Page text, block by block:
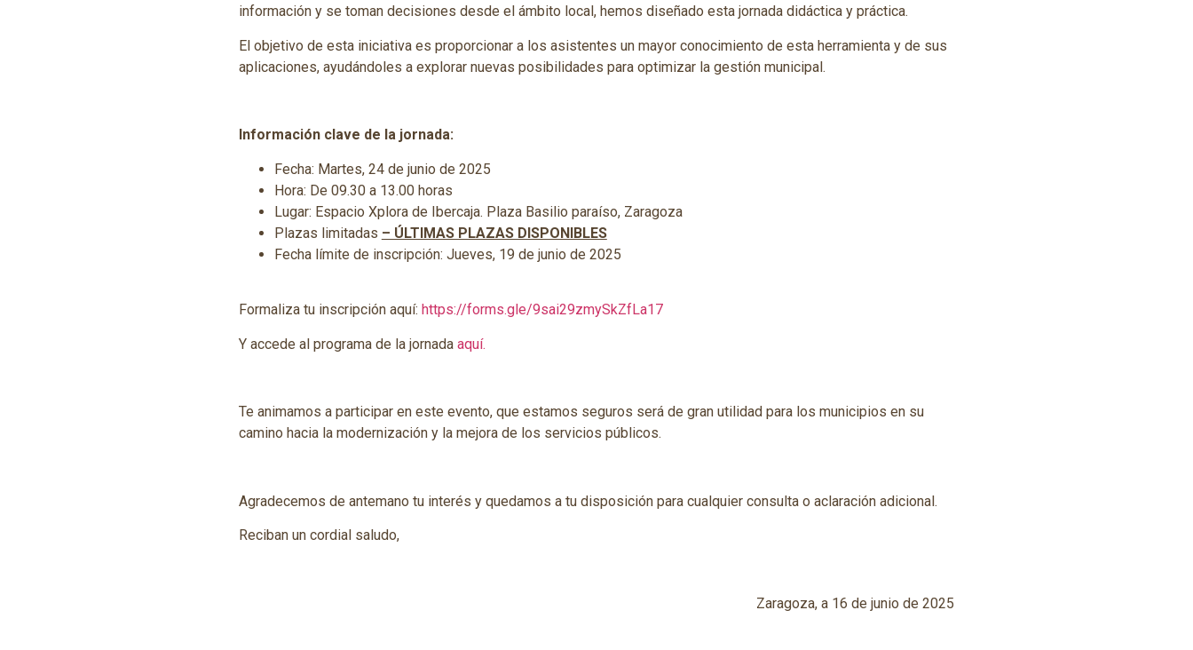
información y se toman decisiones desde el ámbito local, hemos diseñado esta jornada didáctica y práctica.
El objetivo de esta iniciativa es proporcionar a los asistentes un mayor conocimiento de esta herramienta y de sus
aplicaciones, ayudándoles a explorar nuevas posibilidades para optimizar la gestión municipal.
Información clave de la jornada:
Fecha: Martes, 24 de junio de 2025
Hora: De 09.30 a 13.00 horas
Lugar: Espacio Xplora de Ibercaja. Plaza Basilio paraíso, Zaragoza
Plazas limitadas – ÚLTIMAS PLAZAS DISPONIBLES
Fecha límite de inscripción: Jueves, 19 de junio de 2025
Formaliza tu inscripción aquí: https://forms.gle/9sai29zmySkZfLa17
Y accede al programa de la jornada aquí.
Te animamos a participar en este evento, que estamos seguros será de gran utilidad para los municipios en su
camino hacia la modernización y la mejora de los servicios públicos.
Agradecemos de antemano tu interés y quedamos a tu disposición para cualquier consulta o aclaración adicional.
Reciban un cordial saludo,
Zaragoza, a 16 de junio de 2025